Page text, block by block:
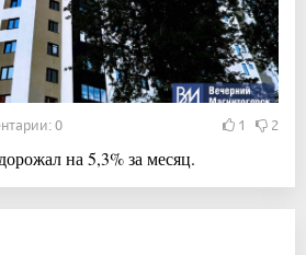
0 1 2
на 5,3% за месяц.